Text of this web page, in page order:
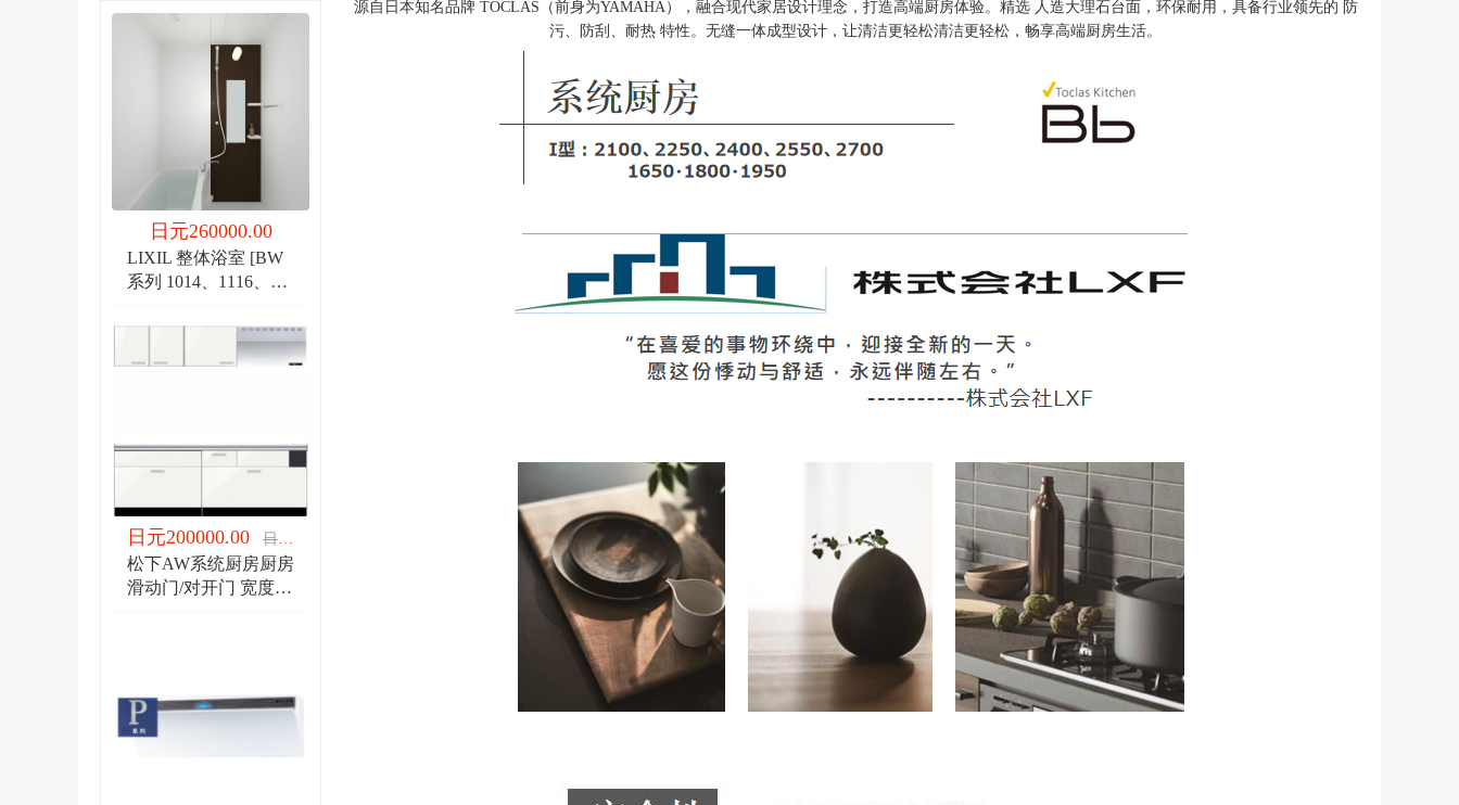
日元260000.00
LIXIL 整体浴室 [BW
系列 1014、1116、
日元200000.00 日元200000.00
松下AW系统厨房厨房
滑动门/对开门 宽度
源自日本知名品牌 TOCLAS（前身为YAMAHA），融合现代家居设计理念，打造高端厨房体验。精选 人造大理石台面，环保耐用，具备行业领先的 防
污、防刮、耐热 特性。无缝一体成型设计，让清洁更轻松清洁更轻松，畅享高端厨房生活。